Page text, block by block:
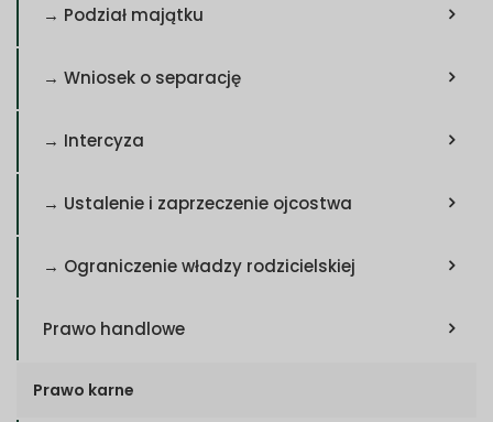
→ Podział majątku
→ Wniosek o separację
→ Intercyza
→ Ustalenie i zaprzeczenie ojcostwa
→ Ograniczenie władzy rodzicielskiej
Prawo handlowe
Prawo karne